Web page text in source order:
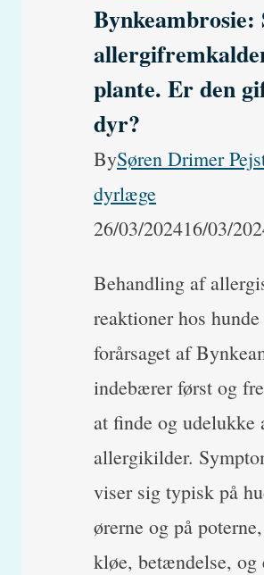
på
ryggen
plante. Er den
dyr?
BySøren Drimer
dyrlæge
26/03/202416/03/
Behandling af
reaktioner hos hunde
forårsaget af
indebærer først og
at finde og udelukke
allergikilder.
viser sig typisk på
ørerne og på
kløe, betændelse, og